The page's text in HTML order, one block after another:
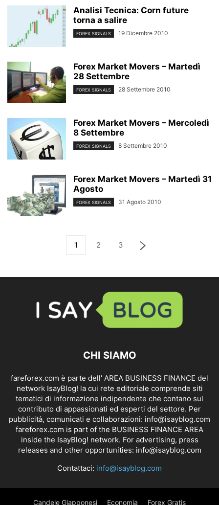
Analisi Tecnica: Corn future
torna a salire
FOREX SIGNALS 19 Dicembre 2010
Forex Market Movers – Martedì
28 Settembre
FOREX SIGNALS 28 Settembre 2010
Forex Market Movers – Mercoledì
8 Settembre
FOREX SIGNALS 8 Settembre 2010
Forex Market Movers – Martedì 31
Agosto
FOREX SIGNALS 31 Agosto 2010
1 2 3
CHI SIAMO
fareforex.com è parte dell' AREA BUSINESS FINANCE del
network IsayBlog! la cui rete editoriale comprende siti
tematici di informazione indipendente che contano sul
contributo di appassionati ed esperti del settore. Per
pubblicità, comunicati e collaborazioni: info@isayblog.com
fareforex.com is part of the BUSINESS FINANCE AREA
inside the IsayBlog! network. For advertising, press
releases and other opportunities: info@isayblog.com
Contattaci: info@isayblog.com
Candele Giapponesi Economia Forex Gratis